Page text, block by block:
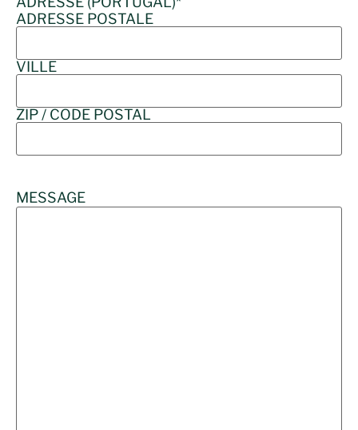
ADRESSE POSTALE
VILLE
ZIP / CODE POSTAL
MESSAGE